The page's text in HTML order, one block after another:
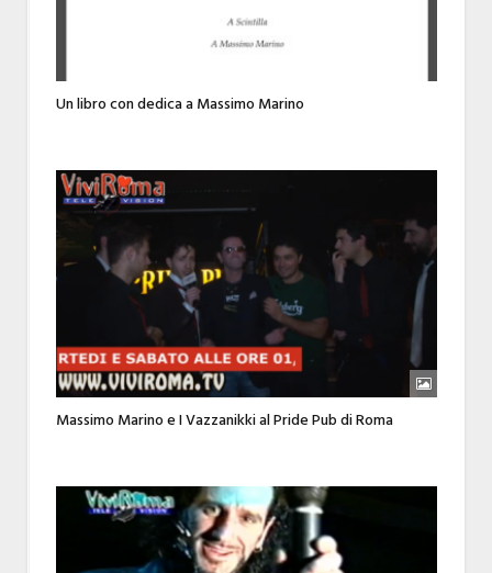
Un libro con dedica a Massimo Marino
Massimo Marino e I Vazzanikki al Pride Pub di Roma